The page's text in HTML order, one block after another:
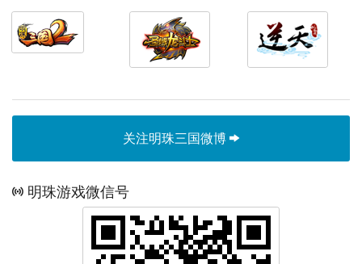
关注明珠三国微博
明珠游戏微信号